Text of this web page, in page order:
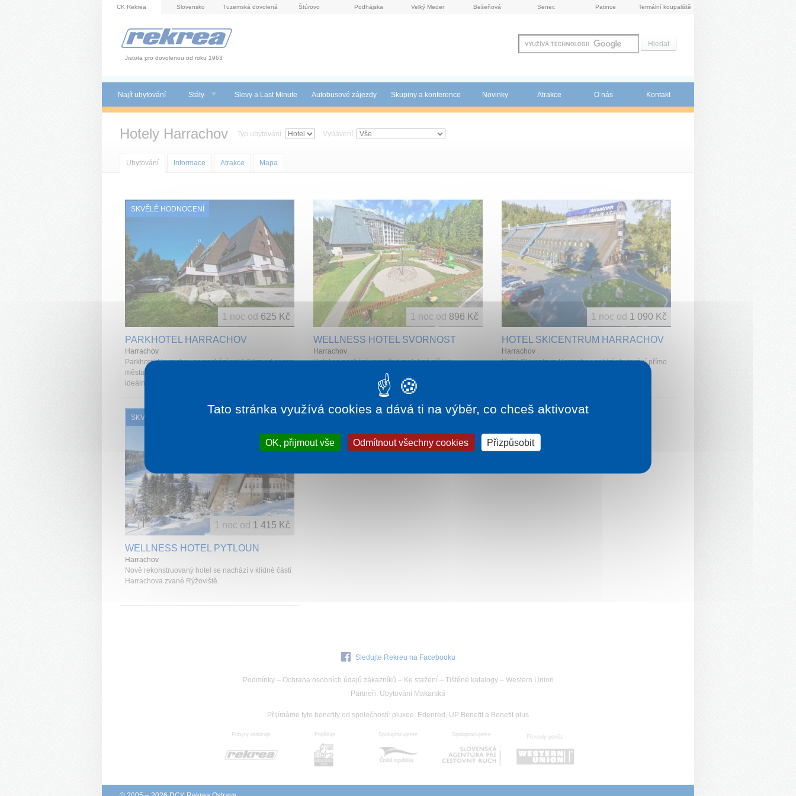
CK Rekrea Slovensko Tuzemská dovolená Štúrovo Podhájska Velký Meder Bešeňová Senec Patince Termální koupaliště
Jistota pro dovolenou od roku 1963
Najít ubytování Státy Slevy a Last Minute Autobusové zájezdy Skupiny a konference Novinky Atrakce O nás Kontakt
Hotely Harrachov Typ ubytování: Vybavení:
Ubytování Informace Atrakce Mapa
SKVĚLÉ HODNOCENÍ
PARKHOTEL HARRACHOV
Harrachov
Parkhotel Harrachov se nachází asi 1,5 km od centra
města Harrachov v klidné části zvané Rýžoviště. Je
ideální volbou rodinné dovolené ...
1 noc od 625 Kč
WELLNESS HOTEL SVORNOST
Harrachov
Hotel se nachází uprostřed malebné přírody
Krkonoš, pouhých 5 minut chůze od centra města
Harrachov, známého střediska zimních i letníc...
1 noc od 896 Kč
HOTEL SKICENTRUM HARRACHOV
Harrachov
Hotel Skicentrum Harrachov nabízí ubytování přímo
1 noc od 1 090 Kč
SKVĚLÉ HODNOCENÍ
WELLNESS HOTEL PYTLOUN
Harrachov
Nově rekonstruovaný hotel se nachází v klidné části
Harrachova zvané Rýžoviště.
1 noc od 1 415 Kč
Sledujte Rekreu na Facebooku
Podmínky– Ochrana osobních údajů zákazníků – Ke stažení – Tištěné katalogy– Western Union
Partneři: Ubytování Makarská
Přijímáme tyto benefity od společností: pluxee, Edenred, UP Benefit a Benefit plus
Pobyty realizuje Pojišťuje Spolupracujeme Spolupracujeme Převody peněz
Tato stránka využívá cookies a dává ti na výběr, co chceš aktivovat
OK, přijmout vše Odmítnout všechny cookies Přizpůsobit